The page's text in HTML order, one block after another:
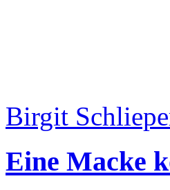
Birgit
Eine Macke